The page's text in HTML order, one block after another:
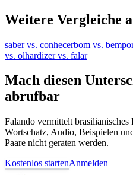
Weitere Vergleiche
saber vs. conhecerbom vs. bem
vs. olhardizer vs. falar
Mach diesen
abrufbar
Falando vermittelt
Wortschatz, Audio, Beispielen
Paare nicht geraten werden.
Kostenlos startenAnmelden